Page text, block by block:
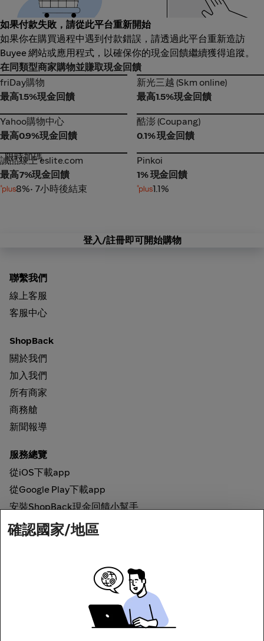
如果付款失敗，請從此平台重新開始
如果你在購買過程中遇到付款錯誤，請透過此平台重新造訪
Buyee 網站或應用程式，以確保你的現金回饋繼續獲得追蹤。
在同類型商家購物並賺取現金回饋
friDay購物
friDay購物
最高1.5%現金回饋
新光三越 (Skm online)
新光三越 (Skm online)
最高1.5%現金回饋
Yahoo購物中心
Yahoo購物中心
最高0.9%現金回饋
酷澎 (Coupang)
酷澎 (Coupang)
0.1% 現金回饋
誠品線上 eslite.com
限時加碼
誠品線上 eslite.com
最高7%現金回饋
8%• 7小時後結束
Pinkoi
Pinkoi
1% 現金回饋
1.1%
登入/註冊即可開始購物
聯繫我們
線上客服
客服中心
ShopBack
關於我們
加入我們
所有商家
商務艙
新聞報導
服務總覽
從iOS下載app
從Google Play下載app
安裝ShopBack現金回饋小幫手
如何運作
確認國家/地區